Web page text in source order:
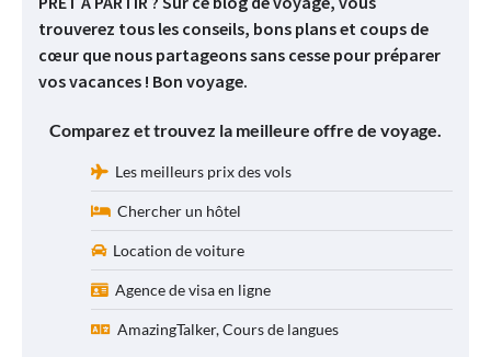
trouverez tous les conseils, bons plans et coups de
cœur que nous partageons sans cesse pour préparer
vos vacances ! Bon voyage.
Comparez et trouvez la meilleure offre de voyage.
Les meilleurs prix des vols
Chercher un hôtel
Location de voiture
Agence de visa en ligne
AmazingTalker, Cours de langues